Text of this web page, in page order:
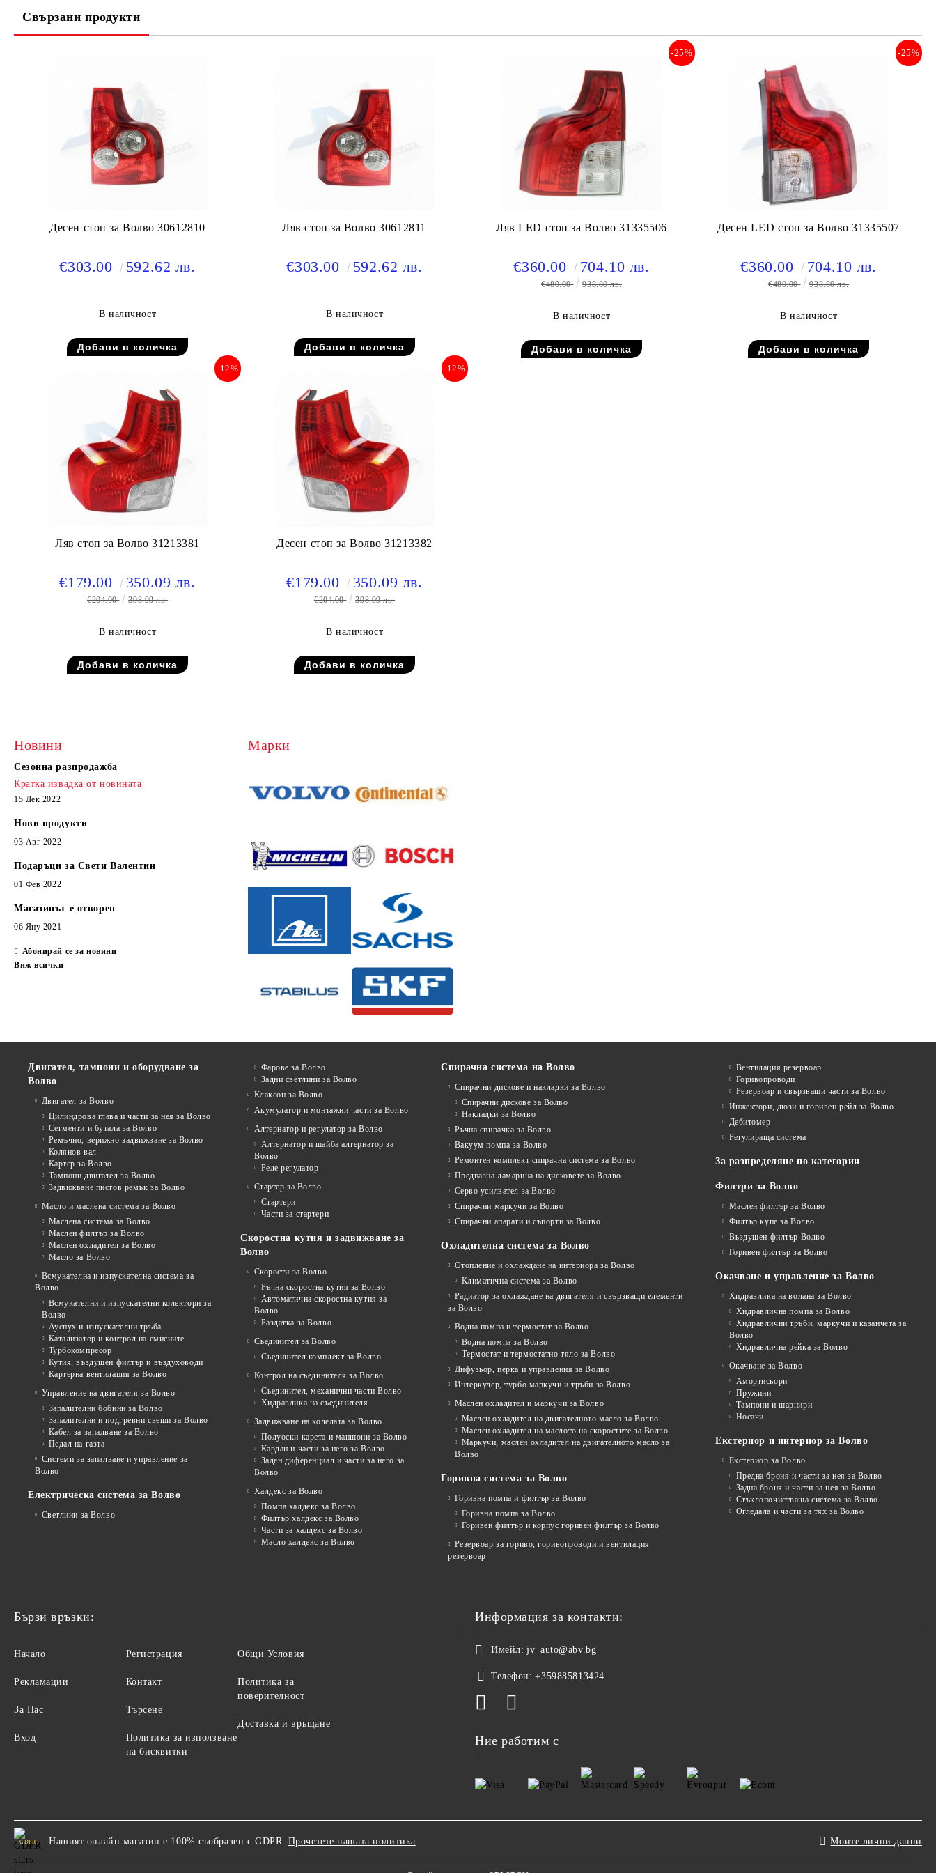
Свързани продукти
Десен стоп за Волво 30612810
€303.00 592.62 лв.
В наличност
Ляв стоп за Волво 30612811
€303.00 592.62 лв.
В наличност
Ляв LED стоп за Волво 31335506
-25%
€360.00 704.10 лв.
€480.00 938.80 лв.
В наличност
Десен LED стоп за Волво 31335507
-25%
€360.00 704.10 лв.
€480.00 938.80 лв.
В наличност
Ляв стоп за Волво 31213381
-12%
€179.00 350.09 лв.
€204.00 398.99 лв.
В наличност
Десен стоп за Волво 31213382
-12%
€179.00 350.09 лв.
€204.00 398.99 лв.
В наличност
Новини
Сезонна разпродажба
Кратка извадка от новината
15 Дек 2022
Нови продукти
03 Авг 2022
Подаръци за Свети Валентин
01 Фев 2022
Магазинът е отворен
06 Яну 2021
Абонирай се за новини
Виж всички
Марки
Двигател, тампони и оборудване за
Волво
Двигател за Волво
Цилиндрова глава и части за нея за Волво
Сегменти и бутала за Волво
Ремъчно, верижно задвижване за Волво
Колянов вал
Картер за Волво
Тампони двигател за Волво
Задвижване пистов ремък за Волво
Масло и маслена система за Волво
Маслена система за Волво
Маслен филтър за Волво
Маслен охладител за Волво
Масло за Волво
Всмукателна и изпускателна система за
Волво
Всмукателни и изпускателни колектори за
Волво
Ауспух и изпускателни тръба
Катализатор и контрол на емисиите
Турбокомпресор
Кутия, въздушен филтър и въздуховоди
Картерна вентилация за Волво
Управление на двигателя за Волво
Запалителни бобини за Волво
Запалителни и подгревни свещи за Волво
Кабел за запалване за Волво
Педал на газта
Системи за запалване и управление за
Волво
Електрическа система за Волво
Светлини за Волво
Фарове за Волво
Задни светлини за Волво
Клаксон за Волво
Акумулатор и монтажни части за Волво
Алтернатор и регулатор за Волво
Алтернатор и шайба алтернатор за
Волво
Реле регулатор
Стартер за Волво
Стартери
Части за стартери
Скоростна кутия и задвижване за
Волво
Скорости за Волво
Ръчна скоростна кутия за Волво
Автоматична скоростна кутия за
Волво
Раздатка за Волво
Съединител за Волво
Съединител комплект за Волво
Контрол на съединителя за Волво
Съединител, механични части Волво
Хидравлика на съединителя
Задвижване на колелата за Волво
Полуоски карета и маншони за Волво
Кардан и части за него за Волво
Заден диференциал и части за него за
Волво
Халдекс за Волво
Помпа халдекс за Волво
Филтър халдекс за Волво
Части за халдекс за Волво
Масло халдекс за Волво
Спирачна система на Волво
Спирачни дискове и накладки за Волво
Спирачни дискове за Волво
Накладки за Волво
Ръчна спирачка за Волво
Вакуум помпа за Волво
Ремонтен комплект спирачна система за Волво
Предпазна ламарина на дисковете за Волво
Серво усилвател за Волво
Спирачни маркучи за Волво
Спирачни апарати и съпорти за Волво
Охладителна система за Волво
Отопление и охлаждане на интериора за Волво
Климатична система за Волво
Радиатор за охлаждане на двигателя и свързващи елементи
за Волво
Водна помпа и термостат за Волво
Водна помпа за Волво
Термостат и термостатно тяло за Волво
Дифузьор, перка и управления за Волво
Интеркулер, турбо маркучи и тръби за Волво
Маслен охладител и маркучи за Волво
Маслен охладител на двигателното масло за Волво
Маслен охладител на маслото на скоростите за Волво
Маркучи, маслен охладител на двигателното масло за
Волво
Горивна система за Волво
Горивна помпа и филтър за Волво
Горивна помпа за Волво
Горивен филтър и корпус горивен филтър за Волво
Резервоар за гориво, горивопроводи и вентилация
резервоар
Вентилация резервоар
Горивопроводи
Резервоар и свързващи части за Волво
Инжектори, дюзи и горивен рейл за Волво
Дебитомер
Регулираща система
За разпределяне по категории
Филтри за Волво
Маслен филтър за Волво
Филтър купе за Волво
Въздушен филтър Волво
Горивен филтър за Волво
Окачване и управление за Волво
Хидравлика на волана за Волво
Хидравлична помпа за Волво
Хидравлични тръби, маркучи и казанчета за
Волво
Хидравлична рейка за Волво
Окачване за Волво
Амортисьори
Пружини
Тампони и шарнири
Носачи
Екстериор и интериор за Волво
Екстериор за Волво
Предна броня и части за нея за Волво
Задна броня и части за нея за Волво
Стъклопочистваща система за Волво
Огледала и части за тях за Волво
Бързи връзки:
Начало
Рекламации
За Нас
Вход
Регистрация
Контакт
Търсене
Политика за използване
на бисквитки
Общи Условия
Политика за
поверителност
Доставка и връщане
Информация за контакти:
Имейл: jv_auto@abv.bg
Телефон: +359885813424
Ние работим с
GDPR Нашият онлайн магазин е 100% съобразен с GDPR. Прочетете нашата политика Моите лични данни